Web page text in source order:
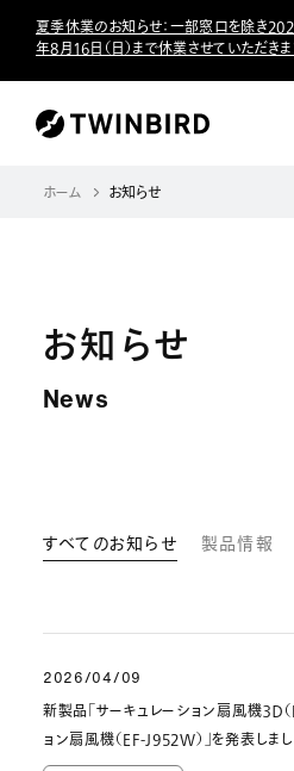
夏季休業のお知らせ：一部窓口を除き
年8月16日（日）まで休業させていただきま
ホーム お知らせ
お知らせ
News
すべてのお知らせ 製品情報
2026/04/09
新製品「サーキュレーション扇風機３Ｄ
ョン扇風機（EF-J952W）」を発表しまし